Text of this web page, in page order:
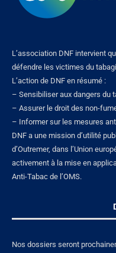
L’association DNF intervient
défendre les victimes du
L’action de DNF en résumé :
– Sensibiliser aux dangers du
– Assurer le droit des non-
– Informer sur les mesures
DNF a une mission d’utilité
d’Outremer, dans l’Union
activement à la mise en
Anti-Tabac de l’OMS.
Nos dossiers seront